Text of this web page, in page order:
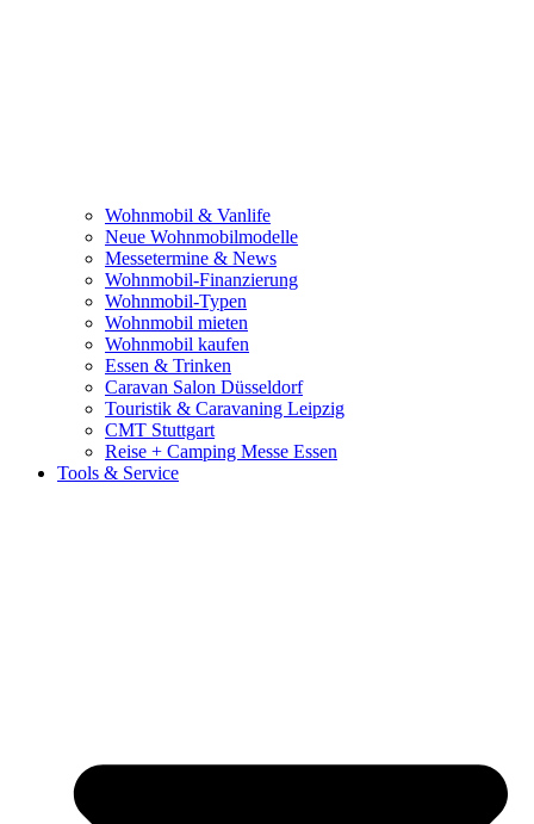
Wohnmobil & Vanlife
Neue Wohnmobilmodelle
Messetermine & News
Wohnmobil-Finanzierung
Wohnmobil-Typen
Wohnmobil mieten
Wohnmobil kaufen
Essen & Trinken
Caravan Salon Düsseldorf
Touristik & Caravaning Leipzig
CMT Stuttgart
Reise + Camping Messe Essen
Tools & Service